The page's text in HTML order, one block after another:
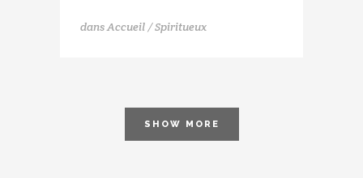
dansAccueil / Spiritueux
SHOW MORE